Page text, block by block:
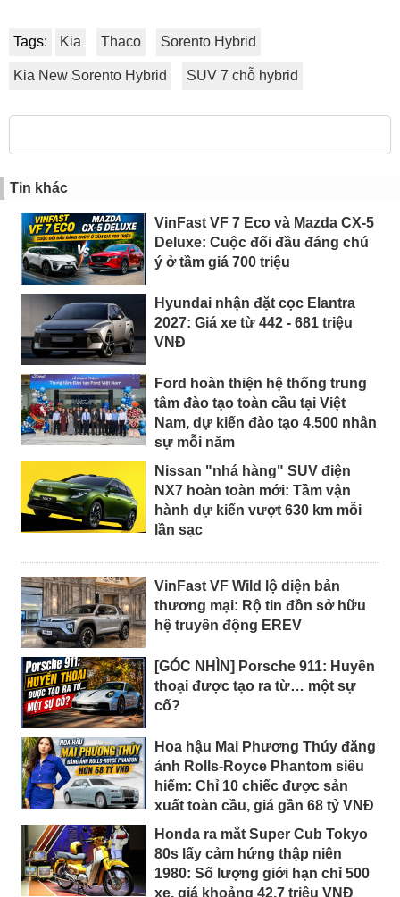
Tags: Kia Thaco Sorento Hybrid
Kia New Sorento Hybrid SUV 7 chỗ hybrid
Tin khác
VinFast VF 7 Eco và Mazda CX-5
Deluxe: Cuộc đối đầu đáng chú
ý ở tầm giá 700 triệu
Hyundai nhận đặt cọc Elantra
2027: Giá xe từ 442 - 681 triệu
VNĐ
Ford hoàn thiện hệ thống trung
tâm đào tạo toàn cầu tại Việt
Nam, dự kiến đào tạo 4.500 nhân
sự mỗi năm
Nissan "nhá hàng" SUV điện
NX7 hoàn toàn mới: Tầm vận
hành dự kiến vượt 630 km mỗi
lần sạc
VinFast VF Wild lộ diện bản
thương mại: Rộ tin đồn sở hữu
hệ truyền động EREV
[GÓC NHÌN] Porsche 911: Huyền
thoại được tạo ra từ… một sự
cố?
Hoa hậu Mai Phương Thúy đăng
ảnh Rolls-Royce Phantom siêu
hiếm: Chỉ 10 chiếc được sản
xuất toàn cầu, giá gần 68 tỷ VNĐ
Honda ra mắt Super Cub Tokyo
80s lấy cảm hứng thập niên
1980: Số lượng giới hạn chỉ 500
xe, giá khoảng 42,7 triệu VNĐ